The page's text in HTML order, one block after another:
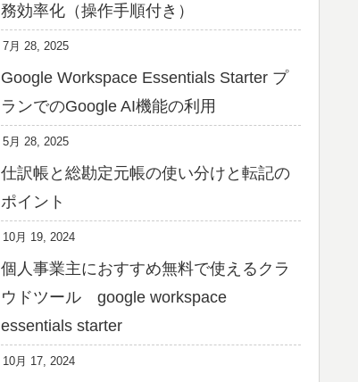
務効率化（操作手順付き）
7月 28, 2025
Google Workspace Essentials Starter プ
ランでのGoogle AI機能の利用
5月 28, 2025
仕訳帳と総勘定元帳の使い分けと転記の
ポイント
10月 19, 2024
個人事業主におすすめ無料で使えるクラ
ウドツール google workspace
essentials starter
10月 17, 2024